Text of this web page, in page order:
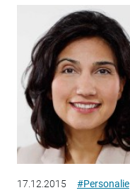
17.12.2015 #Personalie